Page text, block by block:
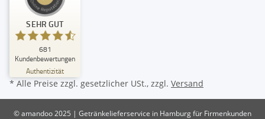
SEHR GUT
681
Kundenbewertungen
Authentizität
Kundenbewertungen und Erfahrungen zu
SEHR GUT
4,74
/
5,00
299
* Alle Preise zzgl. gesetzlicher USt., zzgl. Versand
© amandoo 2025 | Getränkelieferservice in Hamburg für Firmenkunden